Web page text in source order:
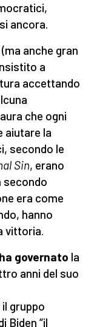
ancora.
(ma anche gran
a
accettando
che ogni
aiutare la
secondo le
Sin, erano
secondo
era come
hanno
vittoria.
governato la
anni del suo
gruppo
Biden “il